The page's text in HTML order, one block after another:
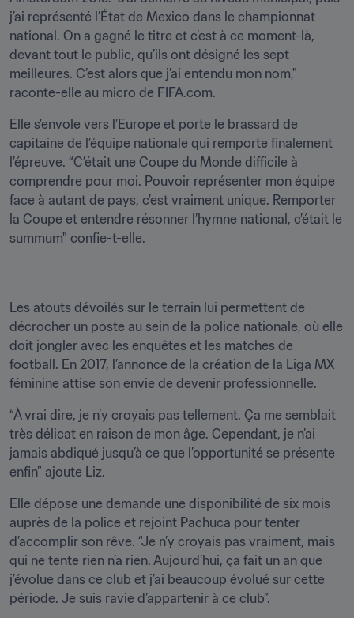
j’ai représenté l’État de Mexico dans le championnat
national. On a gagné le titre et c’est à ce moment-là,
devant tout le public, qu’ils ont désigné les sept
meilleures. C’est alors que j’ai entendu mon nom,"
raconte-elle au micro de FIFA.com.
Elle s’envole vers l’Europe et porte le brassard de
capitaine de l’équipe nationale qui remporte finalement
l’épreuve. “C’était une Coupe du Monde difficile à
comprendre pour moi. Pouvoir représenter mon équipe
face à autant de pays, c’est vraiment unique. Remporter
la Coupe et entendre résonner l’hymne national, c’était le
summum" confie-t-elle.
Les atouts dévoilés sur le terrain lui permettent de
décrocher un poste au sein de la police nationale, où elle
doit jongler avec les enquêtes et les matches de
football. En 2017, l’annonce de la création de la Liga MX
féminine attise son envie de devenir professionnelle.
“À vrai dire, je n’y croyais pas tellement. Ça me semblait
très délicat en raison de mon âge. Cependant, je n’ai
jamais abdiqué jusqu’à ce que l’opportunité se présente
enfin” ajoute Liz.
Elle dépose une demande une disponibilité de six mois
auprès de la police et rejoint Pachuca pour tenter
d’accomplir son rêve. “Je n’y croyais pas vraiment, mais
qui ne tente rien n’a rien. Aujourd’hui, ça fait un an que
j’évolue dans ce club et j’ai beaucoup évolué sur cette
période. Je suis ravie d’appartenir à ce club”.